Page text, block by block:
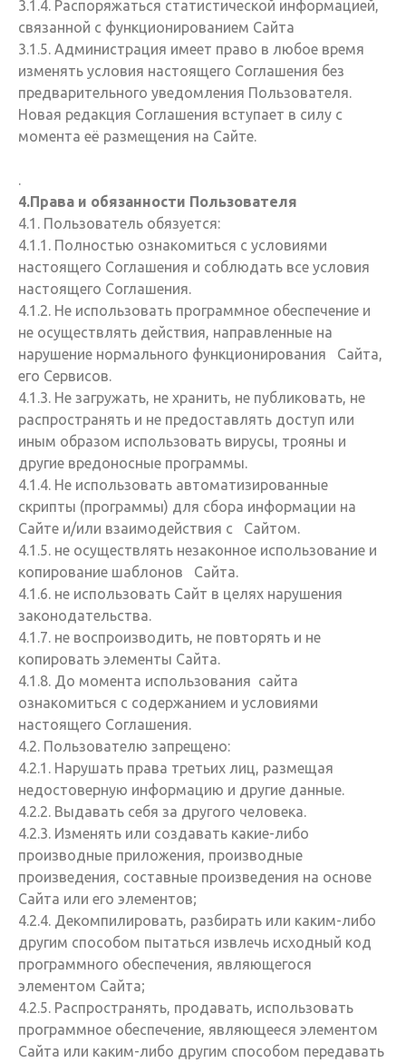
3.1.4. Распоряжаться статистической информацией,
связанной с функционированием Сайта
3.1.5. Администрация имеет право в любое время
изменять условия настоящего Соглашения без
предварительного уведомления Пользователя.
Новая редакция Соглашения вступает в силу с
момента её размещения на Сайте.
.
4.Права и обязанности Пользователя
4.1. Пользователь обязуется:
4.1.1. Полностью ознакомиться с условиями
настоящего Соглашения и соблюдать все условия
настоящего Соглашения.
4.1.2. Не использовать программное обеспечение и
не осуществлять действия, направленные на
нарушение нормального функционирования Сайта,
его Сервисов.
4.1.3. Не загружать, не хранить, не публиковать, не
распространять и не предоставлять доступ или
иным образом использовать вирусы, трояны и
другие вредоносные программы.
4.1.4. Не использовать автоматизированные
скрипты (программы) для сбора информации на
Сайте и/или взаимодействия с Сайтом.
4.1.5. не осуществлять незаконное использование и
копирование шаблонов Сайта.
4.1.6. не использовать Сайт в целях нарушения
законодательства.
4.1.7. не воспроизводить, не повторять и не
копировать элементы Сайта.
4.1.8. До момента использования сайта
ознакомиться с содержанием и условиями
настоящего Соглашения.
4.2. Пользователю запрещено:
4.2.1. Нарушать права третьих лиц, размещая
недостоверную информацию и другие данные.
4.2.2. Выдавать себя за другого человека.
4.2.3. Изменять или создавать какие-либо
производные приложения, производные
произведения, составные произведения на основе
Сайта или его элементов;
4.2.4. Декомпилировать, разбирать или каким-либо
другим способом пытаться извлечь исходный код
программного обеспечения, являющегося
элементом Сайта;
4.2.5. Распространять, продавать, использовать
программное обеспечение, являющееся элементом
Сайта или каким-либо другим способом передавать